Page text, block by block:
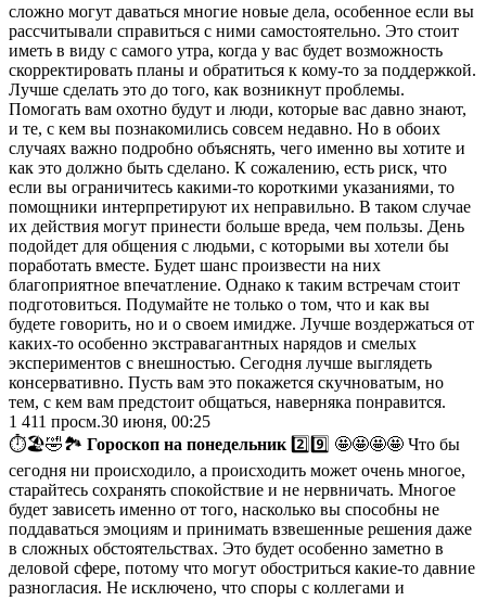
сложно могут даваться многие новые дела, особенное если вы
рассчитывали справиться с ними самостоятельно. Это стоит
иметь в виду с самого утра, когда у вас будет возможность
скорректировать планы и обратиться к кому-то за поддержкой.
Лучше сделать это до того, как возникнут проблемы.
Помогать вам охотно будут и люди, которые вас давно знают,
и те, с кем вы познакомились совсем недавно. Но в обоих
случаях важно подробно объяснять, чего именно вы хотите и
как это должно быть сделано. К сожалению, есть риск, что
если вы ограничитесь какими-то короткими указаниями, то
помощники интерпретируют их неправильно. В таком случае
их действия могут принести больше вреда, чем пользы. День
подойдет для общения с людьми, с которыми вы хотели бы
поработать вместе. Будет шанс произвести на них
благоприятное впечатление. Однако к таким встречам стоит
подготовиться. Подумайте не только о том, что и как вы
будете говорить, но и о своем имидже. Лучше воздержаться от
каких-то особенно экстравагантных нарядов и смелых
экспериментов с внешностью. Сегодня лучше выглядеть
консервативно. Пусть вам это покажется скучноватым, но
тем, с кем вам предстоит общаться, наверняка понравится.
1 411 просм.30 июня, 00:25
⏱🏖🤣🏞 Гороскоп на понедельник 2️⃣9️⃣ 🤩🤩🤩🤩 Что бы
сегодня ни происходило, а происходить может очень многое,
старайтесь сохранять спокойствие и не нервничать. Многое
будет зависеть именно от того, насколько вы способны не
поддаваться эмоциям и принимать взвешенные решения даже
в сложных обстоятельствах. Это будет особенно заметно в
деловой сфере, потому что могут обостриться какие-то давние
разногласия. Не исключено, что споры с коллегами и